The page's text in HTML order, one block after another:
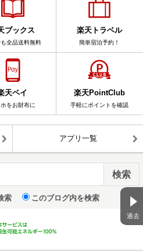
過去
ブックス
全品送料無料
楽天トラベル
簡単宿泊予約！
天ペイ
をお財布に
楽天PointClub
手軽にポイントを確認
アプリ一覧
索 このブログ内を検索